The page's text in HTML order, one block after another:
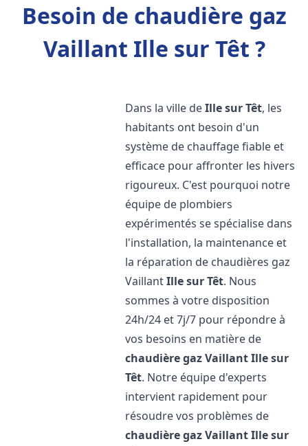
Besoin de chaudière gaz
Vaillant Ille sur Têt ?
Dans la ville deIlle sur Têt, les
habitants ont besoin d'un
système de chauffage fiable et
efficace pour affronter les hivers
rigoureux. C'est pourquoi notre
équipe de plombiers
expérimentés se spécialise dans
l'installation, la maintenance et
la réparation de chaudières gaz
VaillantIlle sur Têt. Nous
sommes à votre disposition
24h/24 et 7j/7 pour répondre à
vos besoins en matière de
chaudière gaz VaillantIlle sur
Têt. Notre équipe d'experts
intervient rapidement pour
résoudre vos problèmes de
chaudière gaz VaillantIlle sur